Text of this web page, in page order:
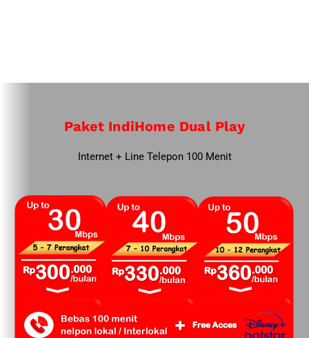
Paket IndiHome Dual Play
Internet + Line Telepon 100 Menit